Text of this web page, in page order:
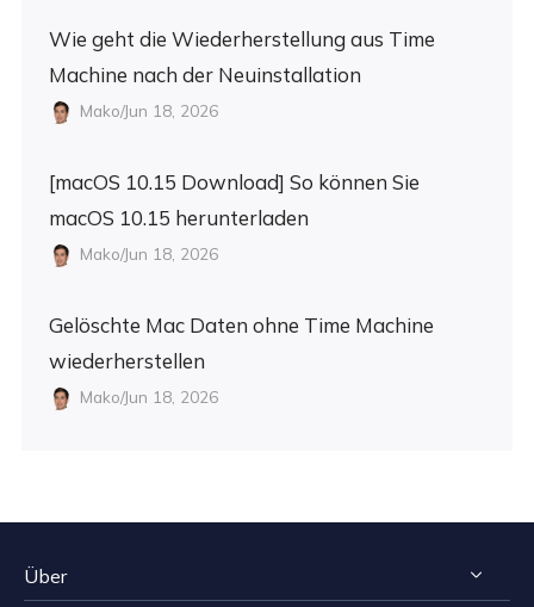
Wie geht die Wiederherstellung aus Time
Machine nach der Neuinstallation
Mako/Jun 18, 2026
[macOS 10.15 Download] So können Sie
macOS 10.15 herunterladen
Mako/Jun 18, 2026
Gelöschte Mac Daten ohne Time Machine
wiederherstellen
Mako/Jun 18, 2026
Über